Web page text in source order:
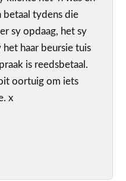
betaal tydens die
sy opdaag, het sy
het haar beursie tuis
is reedsbetaal.
oortuig om iets
x